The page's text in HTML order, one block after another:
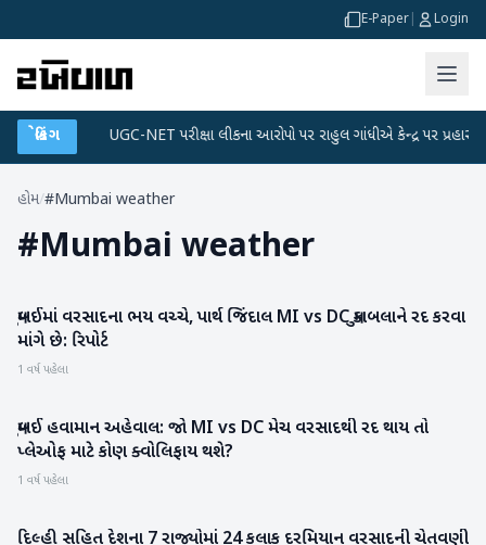
E-Paper Login
બ્રેકિંગ
પ્લાન UGC-NET પરીક્ષા લીકના આરોપો પર રાહુલ ગાંધીએ કેન્દ્ર પર પ્રહાર કર્યા
હોમ/#Mumbai weather
#Mumbai weather
રાષ્ટ્રીય
મુંબઈમાં વરસાદના ભય વચ્ચે, પાર્થ જિંદાલ MI vs DC મુકાબલાને રદ કરવા
માંગે છે: રિપોર્ટ
1 વર્ષ પહેલા
રમતગમત
મુંબઈ હવામાન અહેવાલ: જો MI vs DC મેચ વરસાદથી રદ થાય તો
પ્લેઓફ માટે કોણ ક્વોલિફાય થશે?
1 વર્ષ પહેલા
હવામાન
દિલ્હી સહિત દેશના 7 રાજ્યોમાં 24 કલાક દરમિયાન વરસાદની ચેતવણી